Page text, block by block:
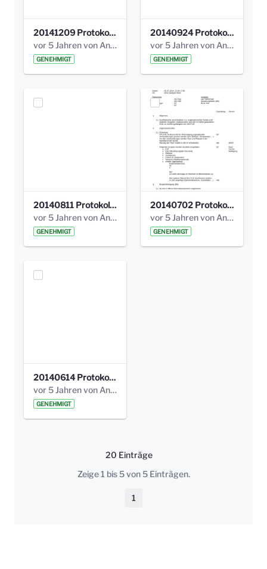
20141209 Protokoll Park am Gesundheitsamt 04.pdf
vor 5 Jahren von Anni Schlumberger
GENEHMIGT
20140924 Protokoll Park am Gesundheitsamt 03.pdf
vor 5 Jahren von Anni Schlumberger
GENEHMIGT
20140811 Protokoll Park am Gesundheitsamt 02.pdf
vor 5 Jahren von Anni Schlumberger
GENEHMIGT
20140702 Protokoll Park am Gesundheitsam 01.pdf
vor 5 Jahren von Anni Schlumberger
GENEHMIGT
20140614 Protokoll Park Am Gesundheitsamt 00.pdf
vor 5 Jahren von Anni Schlumberger
GENEHMIGT
20 Einträge
Pro Seite
Zeige 1 bis 5 von 5 Einträgen.
Seite
1